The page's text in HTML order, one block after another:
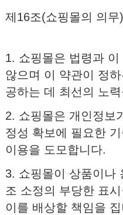
제16조(쇼핑몰의 의무)
1. 쇼핑몰은 법령과
않으며 이 약관이 정
공하는 데 최선의 노
2. 쇼핑몰은 개인정보
정성 확보에 필요한
이용을 도모합니다.
3. 쇼핑몰이 상품이나
조 소정의 부당한 표
이를 배상할 책임을